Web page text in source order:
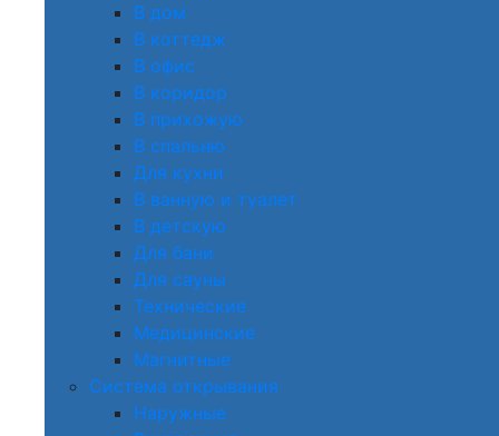
В дом
В коттедж
В офис
В коридор
В прихожую
В спальню
Для кухни
В ванную и туалет
В детскую
Для бани
Для сауны
Технические
Медицинские
Магнитные
Система открывания
Наружные